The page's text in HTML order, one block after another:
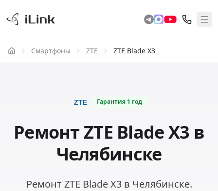
Смартфоны ZTE ZTE Blade X3
Гарантия 1 год
Ремонт ZTE Blade X3 в
Челябинске
Ремонт ZTE Blade X3 в Челябинске.